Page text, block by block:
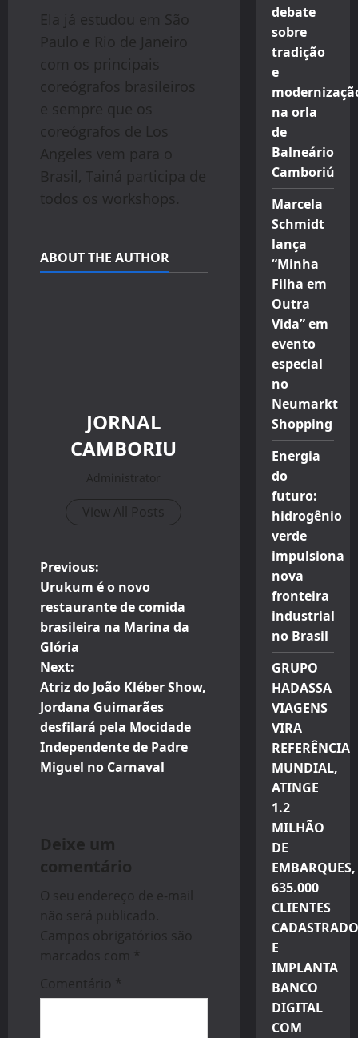
Ela já estudou em São
Paulo e Rio de Janeiro
com os principais
coreógrafos brasileiros
e sempre que os
coreógrafos de Los
Angeles vem para o
Brasil, Tainá participa de
todos os workshops.
ABOUT THE AUTHOR
JORNAL
CAMBORIU
Administrator
View All Posts
P
o
s
t
n
a
v
g
a
t
i
o
n
Previous:
Urukum é o novo
restaurante de comida
brasileira na Marina da
Glória
Next:
Atriz do João Kléber Show,
Jordana Guimarães
desfilará pela Mocidade
Independente de Padre
Miguel no Carnaval
Deixe um
comentário
O seu endereço de e-mail
não será publicado.
Campos obrigatórios são
marcados com *
Comentário *
debate
sobre
tradição
e
na orla
de
Balneário
Camboriú
Marcela
Schmidt
lança
“Minha
Filha em
Outra
Vida” em
evento
especial
no
Neumarkt
Shopping
Energia
do
futuro:
hidrogênio
verde
impulsiona
nova
fronteira
industrial
no Brasil
GRUPO
HADASSA
VIAGENS
VIRA
REFERÊNCIA
MUNDIAL,
ATINGE
1.2
MILHÃO
DE
EMBARQUES,
635.000
CLIENTES
E
IMPLANTA
BANCO
DIGITAL
COM